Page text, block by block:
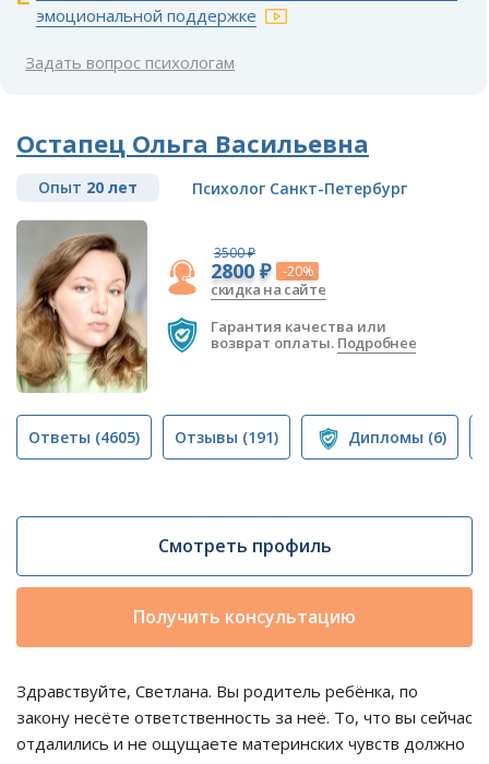
эмоциональной поддержке
Задать вопрос психологам
Остапец Ольга Васильевна
Опыт 20 лет Психолог Санкт-Петербург
3500 ₽
2800 ₽ -20%
скидка на сайте
Гарантия качества или
возврат оплаты. Подробнее
Ответы (4605) Отзывы (191) Дипломы (6)
Смотреть профиль
Получить консультацию
Здравствуйте, Светлана. Вы родитель ребёнка, по
закону несёте ответственность за неё. То, что вы сейчас
отдалились и не ощущаете материнских чувств должно